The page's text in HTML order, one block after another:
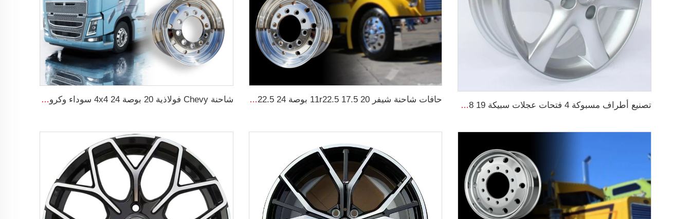
تصنيع أطراف مسبوكة 4 فتحات عجلات سبيكة OEM 5.5Jx14 15 17 18 19 بوصة 4x100 4x108 للأطراف الأصلية
حافات شاحنة شيفر 11r22.5 17.5 20 بوصة 24 22.5 4x4 أسود و كروم لشاحنات شاحنة Chevy فولاذية 20 بوصة 24 4x4 سوداء وكروم 17 بوصة ألمنيوم 8 مسامير عجلة شاحنة نصفية قطرها 22.5 ثقب 8 للشاحنات